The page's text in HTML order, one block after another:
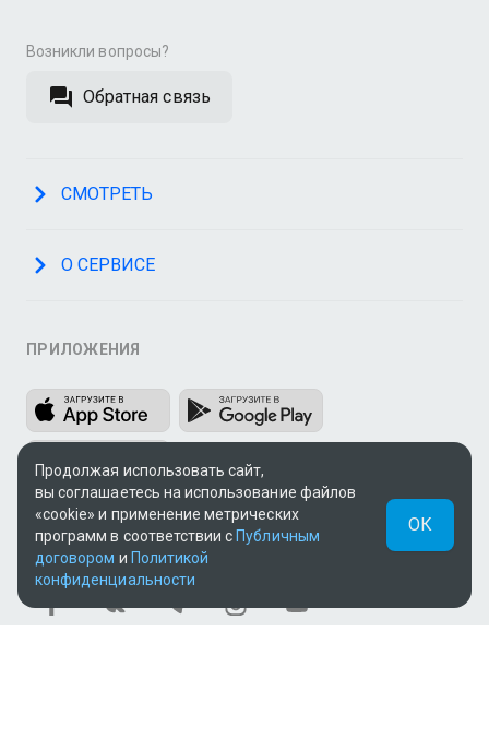
Возникли вопросы?
Обратная связь
СМОТРЕТЬ
О СЕРВИСЕ
ПРИЛОЖЕНИЯ
МЫ В СОЦСЕТЯХ
Продолжая использовать сайт,
вы соглашаетесь на использование файлов
«cookie» и применение метрических
программ в соответствии с Публичным
договором и Политикой
конфиденциальности
ОК